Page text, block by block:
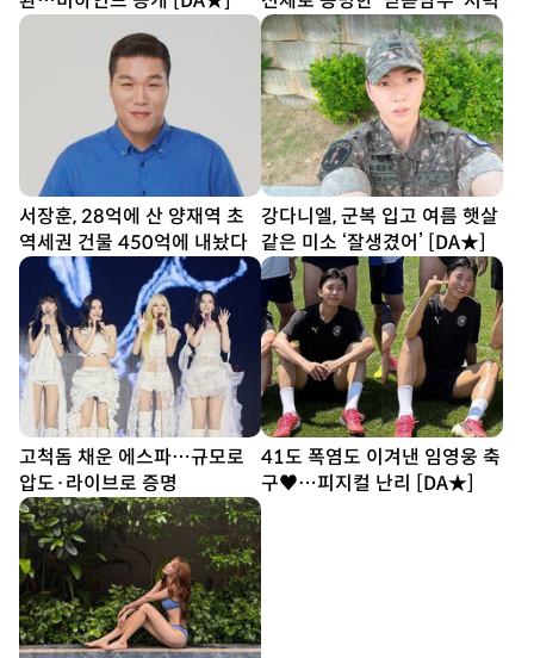
서장훈, 28억에 산 양재역 초
역세권 건물 450억에 내놨다
강다니엘, 군복 입고 여름 햇살
같은 미소 ‘잘생겼어’ [DA★]
고척돔 채운 에스파…규모로
압도·라이브로 증명
41도 폭염도 이겨낸 임영웅 축
구♥…피지컬 난리 [DA★]